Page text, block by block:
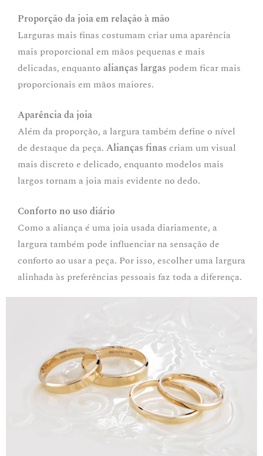
Proporção da joia em relação à mão
Larguras mais finas costumam criar uma aparência
mais proporcional em mãos pequenas e mais
delicadas, enquanto alianças largas podem ficar mais
proporcionais em mãos maiores.
Aparência da joia
Além da proporção, a largura também define o nível
de destaque da peça. Alianças finas criam um visual
mais discreto e delicado, enquanto modelos mais
largos tornam a joia mais evidente no dedo.
Conforto no uso diário
Como a aliança é uma joia usada diariamente, a
largura também pode influenciar na sensação de
conforto ao usar a peça. Por isso, escolher uma largura
alinhada às preferências pessoais faz toda a diferença.